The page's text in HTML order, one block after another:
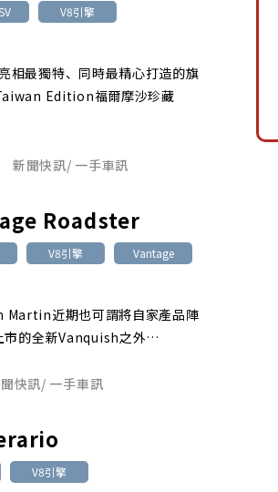
V8引擎
相最獨特、同時最精心打造的旗
Edition福爾摩沙珍藏
新聞快訊/ 一手車訊
Roadster
V8引擎
Vantage
Martin近期也可謂將自家產品陣
市的全新Vanquish之外…
快訊/ 一手車訊
V8引擎